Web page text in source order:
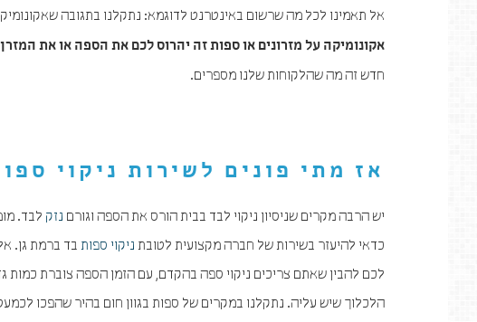
אל תאמינו לכל מה שרשום באינטרנט לדוגמא: נתקלנו בתגובה
אקונומיקה על מזרונים או ספות זה יהרוס לכם את הספה או את
חדש זה מה שהלקוחות שלנו מספרים.
אז מתי פונים לשירות ניקוי
יש הרבה מקרים שניסיון ניקוי לבד בבית הורס את הספה וגורם נזק לבד.
כדאי להיעזר בשירות של חברה מקצועית לטובת ניקוי ספות בד ברמת גן.
לכם להבין שאתם צריכים ניקוי ספה בהקדם, עם הזמן הספה צוברת כמות
הלכלוך שיש עליה. נתקלנו במקרים של ספות בגוון חום בהיר שהפכו